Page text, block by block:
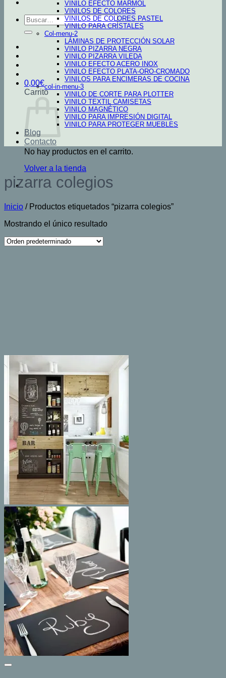
Buscar
por:
0,00€
Carrito
No hay productos en el carrito.
Volver a la tienda
VINILO EFECTO MARMOL
VINILOS DE COLORES
VINILOS DE COLORES PASTEL
VINILO PARA CRISTALES
Col-menu-2
LÁMINAS DE PROTECCIÓN SOLAR
VINILO PIZARRA NEGRA
VINILO PIZARRA VILEDA
VINILO EFECTO ACERO INOX
VINILO EFECTO PLATA-ORO-CROMADO
VINILOS PARA ENCIMERAS DE COCINA
col-in-menu-3
VINILO DE CORTE PARA PLOTTER
VINILO TEXTIL CAMISETAS
VINILO MAGNÉTICO
VINILO PARA IMPRESIÓN DIGITAL
VINILO PARA PROTEGER MUEBLES
Blog
Contacto
pizarra colegios
Inicio /Productos etiquetados “pizarra colegios”
Mostrando el único resultado